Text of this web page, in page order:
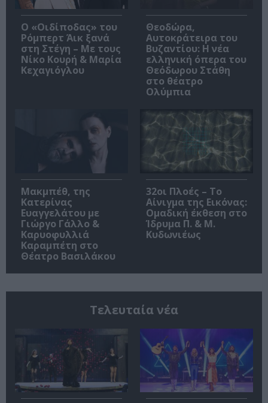
O «Οιδίποδας» του
Ρόμπερτ Άικ ξανά
στη Στέγη – Με τους
Νίκο Κουρή & Μαρία
Κεχαγιόγλου
Θεοδώρα,
Αυτοκράτειρα του
Βυζαντίου: Η νέα
ελληνική όπερα του
Θεόδωρου Στάθη
στο θέατρο
Ολύμπια
Μακμπέθ, της
Κατερίνας
Ευαγγελάτου με
Γιώργο Γάλλο &
Καρυοφυλλιά
Καραμπέτη στο
Θέατρο Βασιλάκου
32οι Πλοές – Το
Αίνιγμα της Εικόνας:
Ομαδική έκθεση στο
Ίδρυμα Π. & Μ.
Κυδωνιέως
Τελευταία νέα